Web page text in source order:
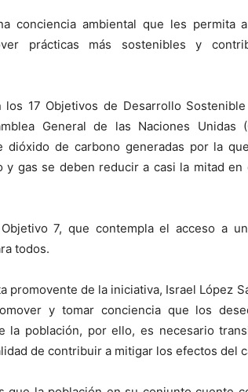
conciencia ambiental que les permita
prácticas más sostenibles y
17 Objetivos de Desarrollo
General de las Naciones Unidas
dióxido de carbono generadas por la
gas se deben reducir a casi la mitad
7, que contempla el acceso a
todos.
promovente de la iniciativa, Israel López
y tomar conciencia que los
la población, por ello, es necesario
de contribuir a mitigar los efectos del